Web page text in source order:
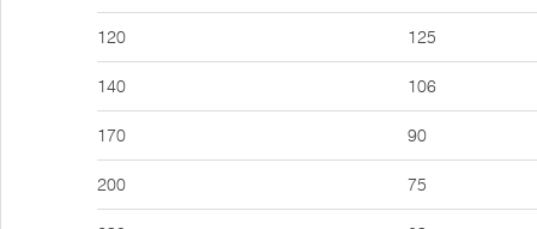
120 125
140 106
170 90
200 75